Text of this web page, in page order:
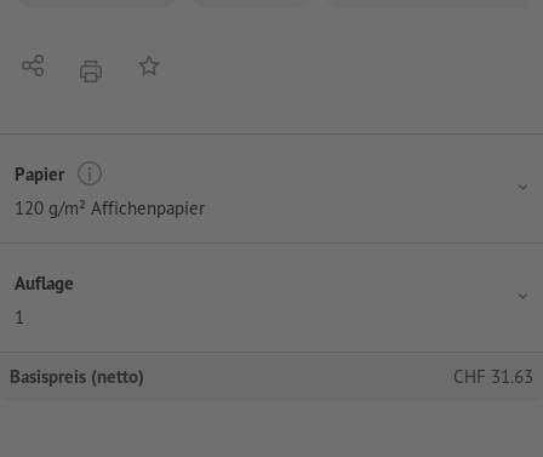
Teilen DruckenAuf die Merkliste
Papier
120 g/m² Affichenpapier
Auflage
1
Basispreis (netto) CHF 31.63